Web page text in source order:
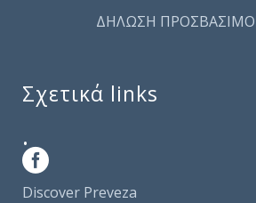
ΔΗΛΩΣΗ
Σχετικά links
.
Discover Preveza